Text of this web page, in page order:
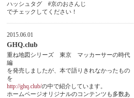
ハッシュタグ #京のおさんじ
でチェックしてください！
2015.06.01
GHQ.club
重ね地図シリーズ 東京 マッカーサーの時代
編
を発売しましたが、本で語りきれなかったもの
を
http://ghq.club/の中で紹介しています。
ホームページオリジナルのコンテンツも多数あ